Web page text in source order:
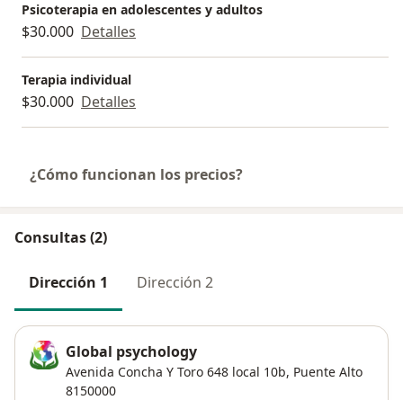
Psicoterapia en adolescentes y adultos
$30.000 Detalles
Terapia individual
$30.000 Detalles
¿Cómo funcionan los precios?
Consultas (2)
Dirección 1 Dirección 2
Global psychology
Avenida Concha Y Toro 648 local 10b, Puente Alto
8150000